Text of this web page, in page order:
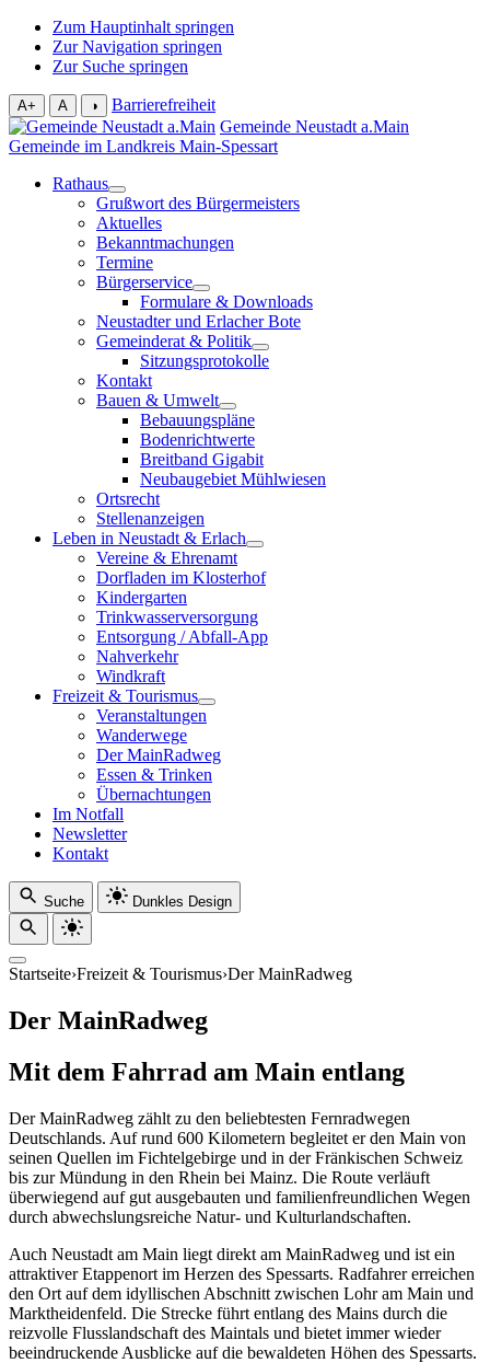
Zum Hauptinhalt springen
Zur Navigation springen
Zur Suche springen
A+ A ◑
Barrierefreiheit
Gemeinde Neustadt a.Main
Gemeinde im Landkreis Main-Spessart
Rathaus
Grußwort des Bürgermeisters
Aktuelles
Bekanntmachungen
Termine
Bürgerservice
Formulare & Downloads
Neustadter und Erlacher Bote
Gemeinderat & Politik
Sitzungsprotokolle
Kontakt
Bauen & Umwelt
Bebauungspläne
Bodenrichtwerte
Breitband Gigabit
Neubaugebiet Mühlwiesen
Ortsrecht
Stellenanzeigen
Leben in Neustadt & Erlach
Vereine & Ehrenamt
Dorfladen im Klosterhof
Kindergarten
Trinkwasserversorgung
Entsorgung / Abfall-App
Nahverkehr
Windkraft
Freizeit & Tourismus
Veranstaltungen
Wanderwege
Der MainRadweg
Essen & Trinken
Übernachtungen
Im Notfall
Newsletter
Kontakt
Suche Dunkles Design
Startseite›Freizeit & Tourismus›Der MainRadweg
Der MainRadweg
Mit dem Fahrrad am Main entlang
Der MainRadweg zählt zu den beliebtesten Fernradwegen
Deutschlands. Auf rund 600 Kilometern begleitet er den Main von
seinen Quellen im Fichtelgebirge und in der Fränkischen Schweiz
bis zur Mündung in den Rhein bei Mainz. Die Route verläuft
überwiegend auf gut ausgebauten und familienfreundlichen Wegen
durch abwechslungsreiche Natur- und Kulturlandschaften.
Auch Neustadt am Main liegt direkt am MainRadweg und ist ein
attraktiver Etappenort im Herzen des Spessarts. Radfahrer erreichen
den Ort auf dem idyllischen Abschnitt zwischen Lohr am Main und
Marktheidenfeld. Die Strecke führt entlang des Mains durch die
reizvolle Flusslandschaft des Maintals und bietet immer wieder
beeindruckende Ausblicke auf die bewaldeten Höhen des Spessarts.